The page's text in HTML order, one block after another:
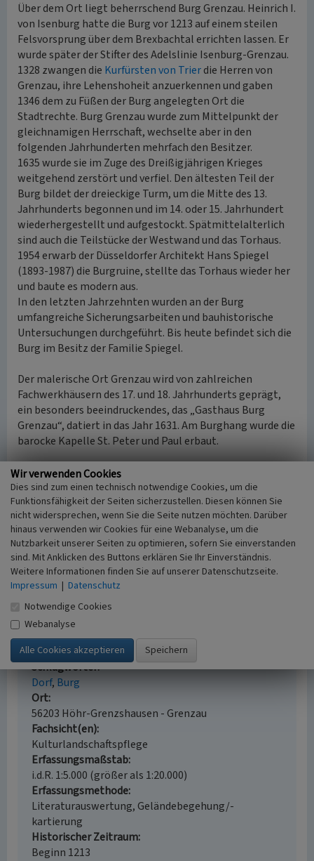
Über dem Ort liegt beherrschend Burg Grenzau. Heinrich I.
von Isenburg hatte die Burg vor 1213 auf einem steilen
Felsvorsprung über dem Brexbachtal errichten lassen. Er
wurde später der Stifter des Adelslinie Isenburg-Grenzau.
1328 zwangen die Kurfürsten von Trierdie Herren von
Grenzau, ihre Lehenshoheit anzuerkennen und gaben
1346 dem zu Füßen der Burg angelegten Ort die
Stadtrechte. Burg Grenzau wurde zum Mittelpunkt der
gleichnamigen Herrschaft, wechselte aber in den
folgenden Jahrhunderten mehrfach den Besitzer.
1635 wurde sie im Zuge des Dreißigjährigen Krieges
weitgehend zerstört und verfiel. Den ältesten Teil der
Burg bildet der dreieckige Turm, um die Mitte des 13.
Jahrhunderts begonnen und im 14. oder 15. Jahrhundert
wiederhergestellt und aufgestockt. Spätmittelalterlich
sind auch die Teilstücke der Westwand und das Torhaus.
1954 erwarb der Düsseldorfer Architekt Hans Spiegel
(1893-1987) die Burgruine, stellte das Torhaus wieder her
und baute es modern aus.
In den letzten Jahrzehnten wurden an der Burg
umfangreiche Sicherungsarbeiten und bauhistorische
Untersuchungen durchgeführt. Bis heute befindet sich die
Burg im Besitz der Familie Spiegel.
Der malerische Ort Grenzau wird von zahlreichen
Fachwerkhäusern des 17. und 18. Jahrhunderts geprägt,
ein besonders beeindruckendes, das „Gasthaus Burg
Grenzau“, datiert in das Jahr 1631. Am Burghang wurde die
barocke Kapelle St. Peter und Paul erbaut.
(Paul-Georg Custodis, Rheinischer Verein für
Denkmalpflege und Landschaftsschutz e. V., 2020)
Literatur
Rheinischer Verein für Denkmalpflege und
Landschaftsschutz (Hrsg.) (2020) Rheinland-
Kalender 2021. Landschaft Denkmal Natur. Köln.
Ortschaft Grenzau
Schlagwörter
Dorf Burg
Ort
56203 Höhr-Grenzshausen - Grenzau
Fachsicht(en)
Kulturlandschaftspflege
Erfassungsmaßstab
i.d.R. 1:5.000 (größer als 1:20.000)
Erfassungsmethode
Literaturauswertung, Geländebegehung/-
kartierung
Historischer Zeitraum
Beginn 1213
Wir verwenden Cookies
Dies sind zum einen technisch notwendige Cookies, um die
Funktionsfähigkeit der Seiten sicherzustellen. Diesen können Sie
nicht widersprechen, wenn Sie die Seite nutzen möchten. Darüber
hinaus verwenden wir Cookies für eine Webanalyse, um die
Nutzbarkeit unserer Seiten zu optimieren, sofern Sie einverstanden
sind. Mit Anklicken des Buttons erklären Sie Ihr Einverständnis.
Weitere Informationen finden Sie auf unserer Datenschutzseite.
Impressum | Datenschutz
Notwendige Cookies
Webanalyse